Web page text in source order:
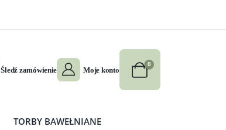
Śledź zamówienie Moje konto
0
TORBY BAWEŁNIANE